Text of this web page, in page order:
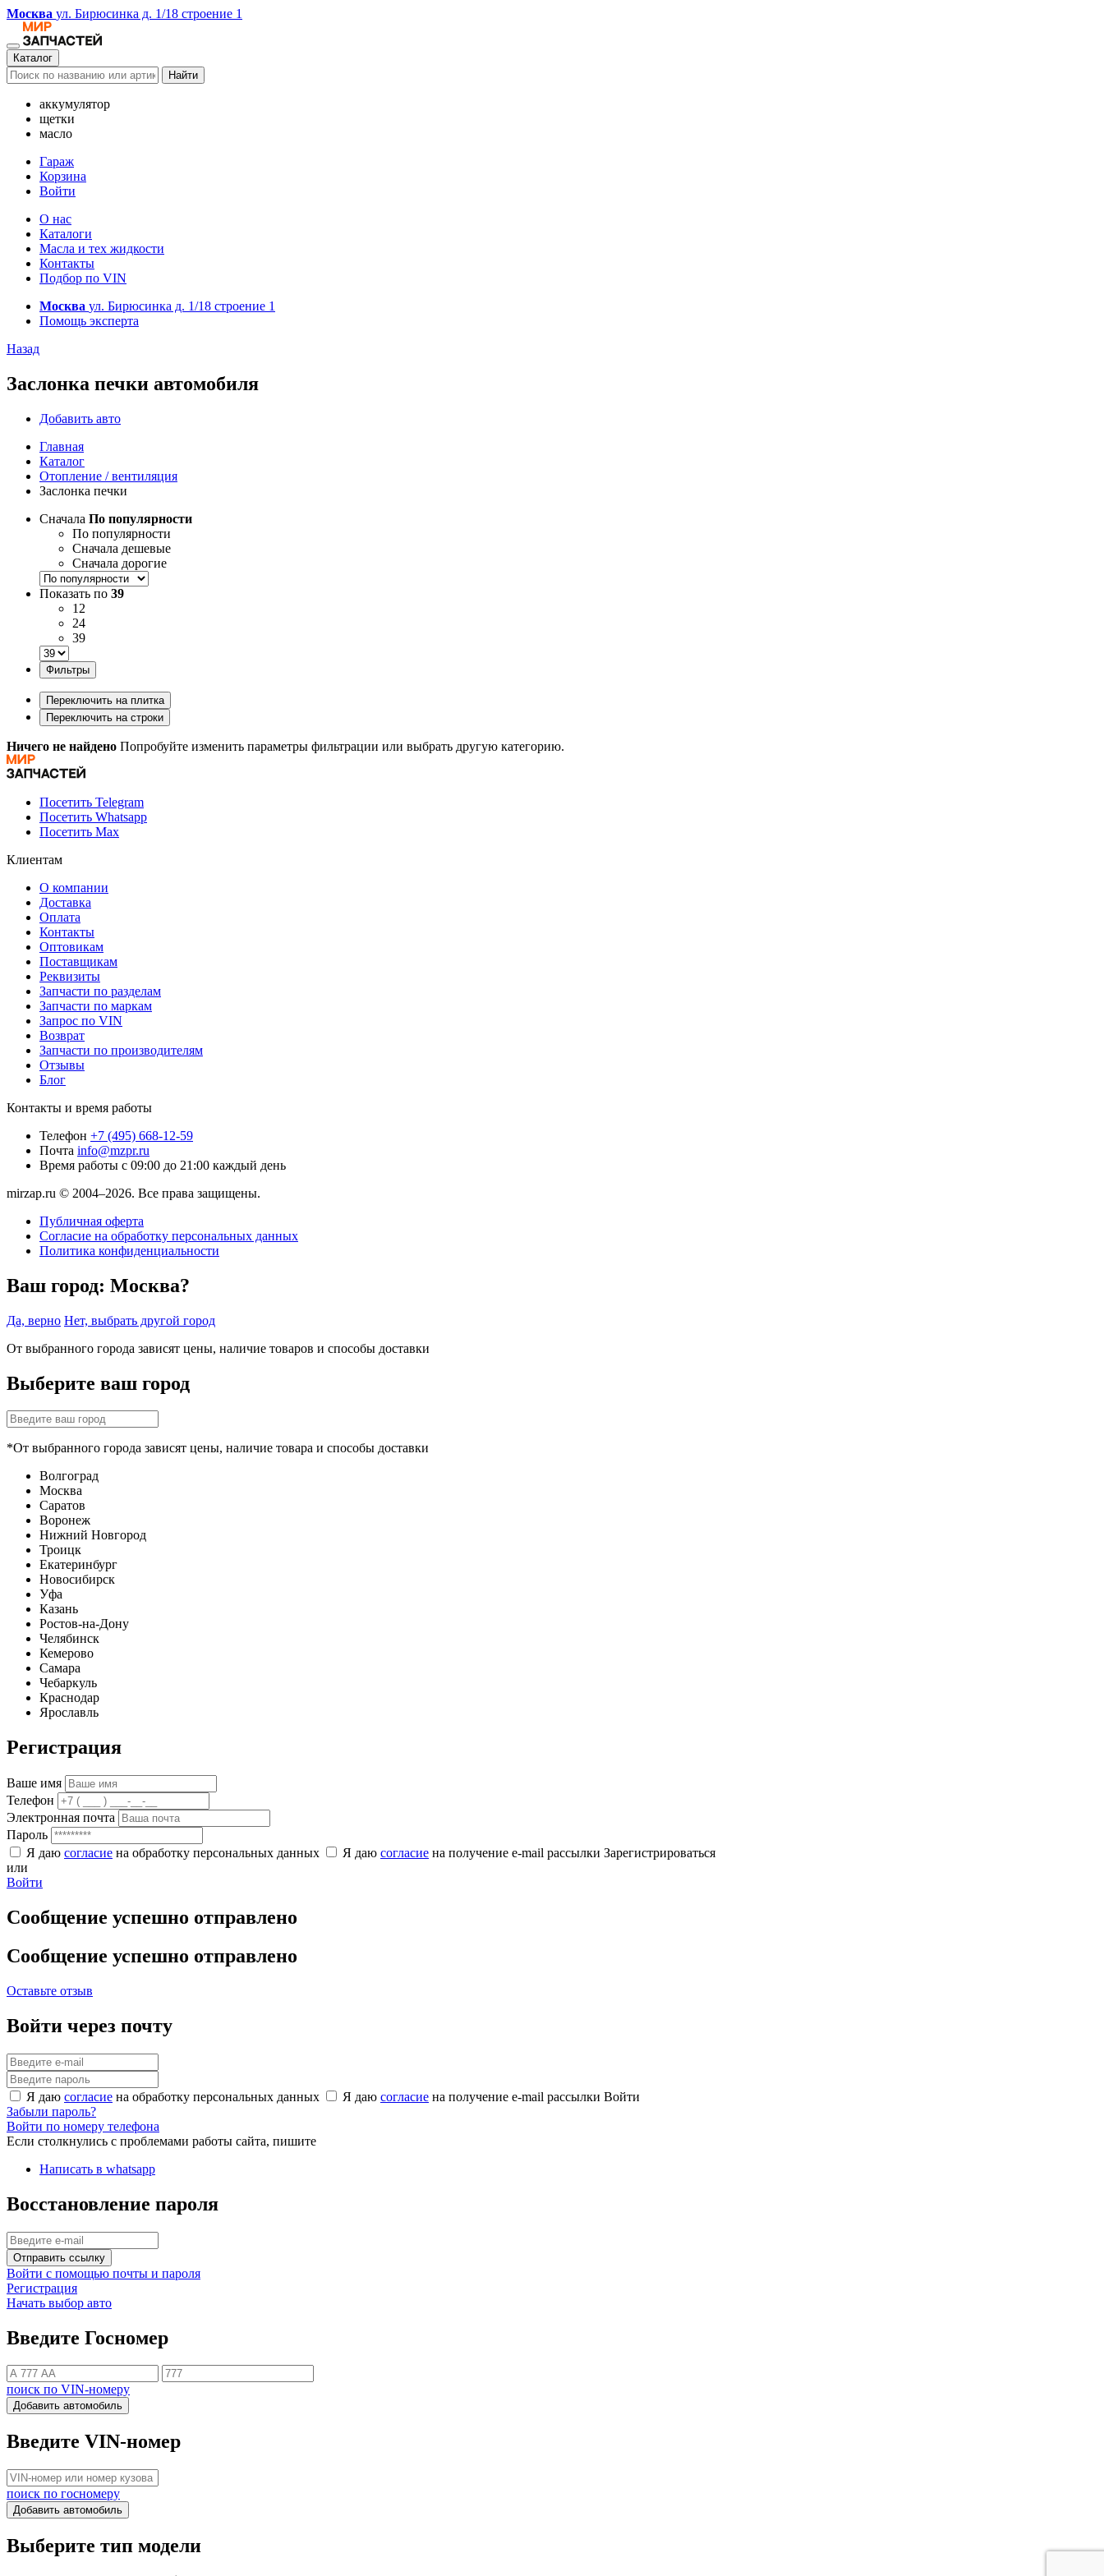
Москва ул. Бирюсинка д. 1/18 строение 1
Каталог
Найти
аккумулятор
щетки
масло
Гараж
Корзина
Войти
О нас
Каталоги
Масла и тех жидкости
Контакты
Подбор по VIN
Москва ул. Бирюсинка д. 1/18 строение 1
Помощь эксперта
Назад
Заслонка печки автомобиля
Добавить авто
Главная
Каталог
Отопление / вентиляция
Заслонка печки
Сначала По популярности
По популярности
Сначала дешевые
Сначала дорогие
Показать по 39
12
24
39
Фильтры
Переключить на плитка
Переключить на строки
Ничего не найдено Попробуйте изменить параметры фильтрации или выбрать другую категорию.
Посетить Telegram
Посетить Whatsapp
Посетить Max
Клиентам
О компании
Доставка
Оплата
Контакты
Оптовикам
Поставщикам
Реквизиты
Запчасти по разделам
Запчасти по маркам
Запрос по VIN
Возврат
Запчасти по производителям
Отзывы
Блог
Контакты и время работы
Телефон +7 (495) 668-12-59
Почта info@mzpr.ru
Время работы с 09:00 до 21:00 каждый день
mirzap.ru © 2004–2026. Все права защищены.
Публичная оферта
Согласие на обработку персональных данных
Политика конфиденциальности
Ваш город: Москва?
Да, верно Нет, выбрать другой город
От выбранного города зависят цены, наличие товаров и способы доставки
Выберите ваш город
*От выбранного города зависят цены, наличие товара и способы доставки
Волгоград
Москва
Саратов
Воронеж
Нижний Новгород
Троицк
Екатеринбург
Новосибирск
Уфа
Казань
Ростов-на-Дону
Челябинск
Кемерово
Самара
Чебаркуль
Краснодар
Ярославль
Регистрация
Ваше имя
Телефон
Электронная почта
Пароль
Я даю согласие на обработку персональных данных Я даю согласие на получение e-mail рассылки Зарегистрироваться
или
Войти
Сообщение успешно отправлено
Сообщение успешно отправлено
Оставьте отзыв
Войти через почту
Я даю согласие на обработку персональных данных Я даю согласие на получение e-mail рассылки Войти
Забыли пароль?
Войти по номеру телефона
Если столкнулись с проблемами работы сайта, пишите
Написать в whatsapp
Восстановление пароля
Отправить ссылку
Войти с помощью почты и пароля
Регистрация
Начать выбор авто
Введите Госномер
поиск по VIN-номеру
Добавить автомобиль
Введите VIN-номер
поиск по госномеру
Добавить автомобиль
Выберите тип модели